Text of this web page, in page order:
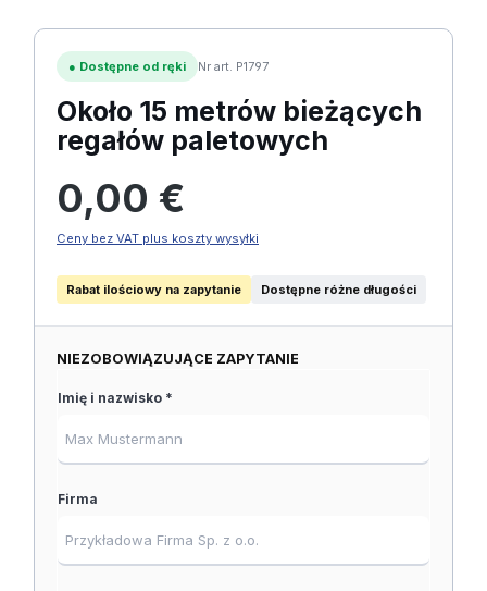
● Dostępne od ręki Nr art. P1797
Około 15 metrów bieżących
regałów paletowych
0,00 €
Ceny bez VAT plus koszty wysyłki
Rabat ilościowy na zapytanie Dostępne różne długości
NIEZOBOWIĄZUJĄCE ZAPYTANIE
Imię i nazwisko *
Firma